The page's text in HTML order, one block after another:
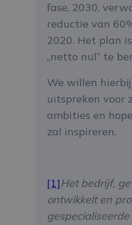
fase, 2030,
reductie van
2020. Het plan
„netto nul” te
We willen
uitspreken voor
ambities en
zal inspireren.
[1]Het bedrijf,
ontwikkelt en